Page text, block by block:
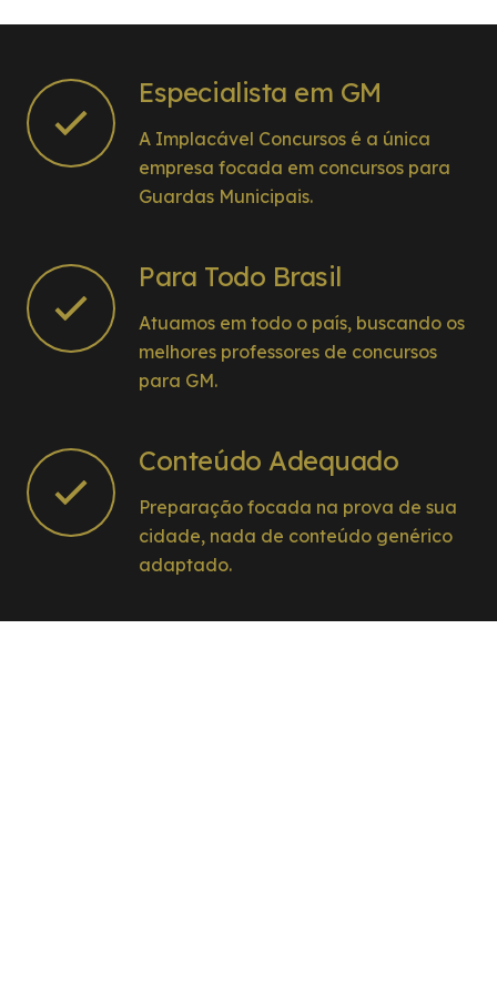
excelentes com professores
de muito esforço, dedicação, empenho e fé, a
aprovação na prova teórica veio! E esta foi a
primeira etapa na busca da sonhada
nomeação na Policia Municipal de Chapecó.
Especialista em GM
A Implacável Concursos é a única
empresa focada em concursos para
Guardas Municipais.
Para Todo Brasil
Atuamos em todo o país, buscando os
melhores professores de concursos
para GM.
Conteúdo Adequado
Preparação focada na prova de sua
cidade, nada de conteúdo genérico
adaptado.